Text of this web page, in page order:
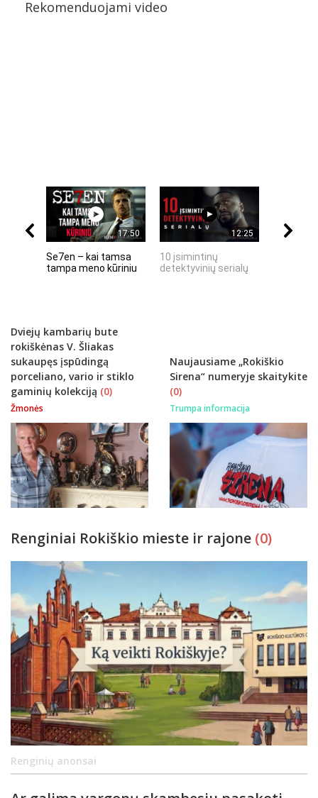
Rekomenduojami video
17:50
Se7en – kai tamsa
tampa meno kūriniu
12:25
10 įsimintinų
detektyvinių serialų
Dviejų kambarių bute
rokiškėnas V. Šliakas
sukaupęs įspūdingą
porceliano, vario ir stiklo
gaminių kolekciją (0)
Žmonės
Naujausiame „Rokiškio
Sirena“ numeryje skaitykite
(0)
Trumpa informacija
Renginiai Rokiškio mieste ir rajone (0)
Renginių anonsai